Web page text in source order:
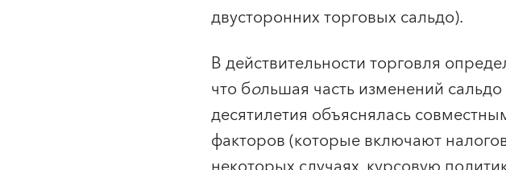
двусторонних торговых сальдо).
В действительности торговля
что большая часть изменений
десятилетия объяснялась
факторов (которые включают